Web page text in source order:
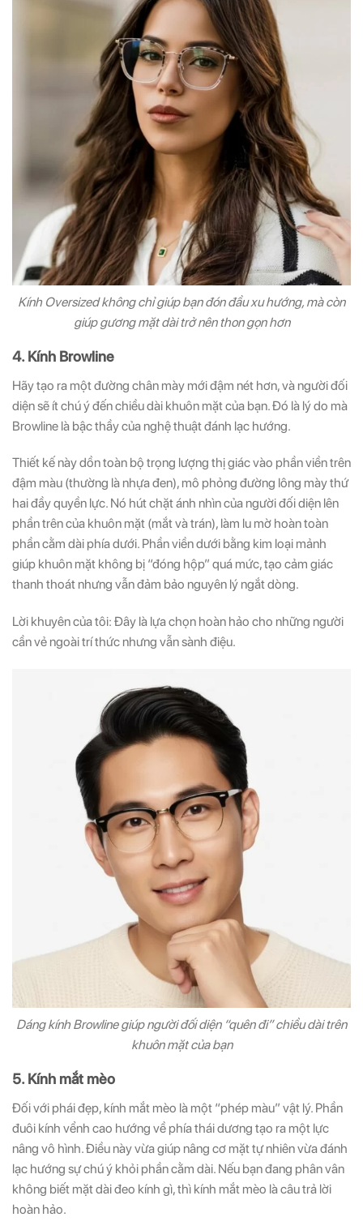
Kính Oversized không chỉ giúp bạn đón đầu xu hướng, mà còn
giúp gương mặt dài trở nên thon gọn hơn
4. Kính Browline
Hãy tạo ra một đường chân mày mới đậm nét hơn, và người đối
diện sẽ ít chú ý đến chiều dài khuôn mặt của bạn. Đó là lý do mà
Browline là bậc thầy của nghệ thuật đánh lạc hướng.
Thiết kế này dồn toàn bộ trọng lượng thị giác vào phần viền trên
đậm màu (thường là nhựa đen), mô phỏng đường lông mày thứ
hai đầy quyền lực. Nó hút chặt ánh nhìn của người đối diện lên
phần trên của khuôn mặt (mắt và trán), làm lu mờ hoàn toàn
phần cằm dài phía dưới. Phần viền dưới bằng kim loại mảnh
giúp khuôn mặt không bị “đóng hộp” quá mức, tạo cảm giác
thanh thoát nhưng vẫn đảm bảo nguyên lý ngắt dòng.
Lời khuyên của tôi: Đây là lựa chọn hoàn hảo cho những người
cần vẻ ngoài trí thức nhưng vẫn sành điệu.
Dáng kính Browline giúp người đối diện “quên đi” chiều dài trên
khuôn mặt của bạn
5. Kính mắt mèo
Đối với phái đẹp, kính mắt mèo là một “phép màu” vật lý. Phần
đuôi kính vểnh cao hướng về phía thái dương tạo ra một lực
nâng vô hình. Điều này vừa giúp nâng cơ mặt tự nhiên vừa đánh
lạc hướng sự chú ý khỏi phần cằm dài. Nếu bạn đang phân vân
không biết mặt dài đeo kính gì, thì kính mắt mèo là câu trả lời
hoàn hảo.